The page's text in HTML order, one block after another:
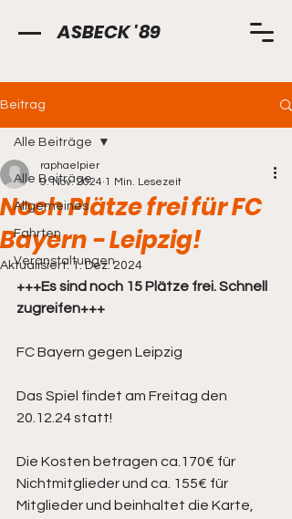
ASBECK '89
Beitrag
Alle Beiträge
Allgemeines
Fahrten
Veranstaltungen
Alle Beiträge
Noch Plätze frei für FC
Bayern - Leipzig!
raphaelpier
9. Nov. 2024 1 Min. Lesezeit
Aktualisiert:1. Dez. 2024
+++Es sind noch 15 Plätze frei. Schnell
zugreifen+++
FC Bayern gegen Leipzig
Das Spiel findet am Freitag den
20.12.24 statt!
Die Kosten betragen ca.170€ für
Nichtmitglieder und ca. 155€ für
Mitglieder und beinhaltet die Karte,